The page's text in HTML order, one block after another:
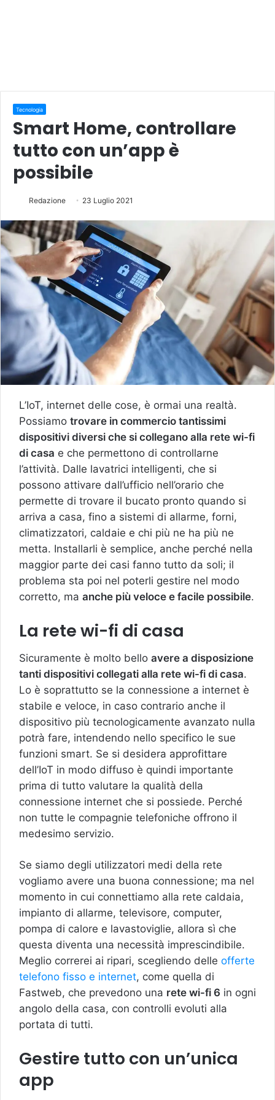
Tecnologia
Smart Home, controllare
tutto con un’app è
possibile
Redazione 23 Luglio 2021
L’IoT, internet delle cose, è ormai una realtà.
Possiamo trovare in commercio tantissimi
dispositivi diversi che si collegano alla rete wi-fi
di casa e che permettono di controllarne
l’attività. Dalle lavatrici intelligenti, che si
possono attivare dall’ufficio nell’orario che
permette di trovare il bucato pronto quando si
arriva a casa, fino a sistemi di allarme, forni,
climatizzatori, caldaie e chi più ne ha più ne
metta. Installarli è semplice, anche perché nella
maggior parte dei casi fanno tutto da soli; il
problema sta poi nel poterli gestire nel modo
corretto, ma anche più veloce e facile possibile.
La rete wi-fi di casa
Sicuramente è molto bello avere a disposizione
tanti dispositivi collegati alla rete wi-fi di casa.
Lo è soprattutto se la connessione a internet è
stabile e veloce, in caso contrario anche il
dispositivo più tecnologicamente avanzato nulla
potrà fare, intendendo nello specifico le sue
funzioni smart. Se si desidera approfittare
dell’IoT in modo diffuso è quindi importante
prima di tutto valutare la qualità della
connessione internet che si possiede. Perché
non tutte le compagnie telefoniche offrono il
medesimo servizio.
Se siamo degli utilizzatori medi della rete
vogliamo avere una buona connessione; ma nel
momento in cui connettiamo alla rete caldaia,
impianto di allarme, televisore, computer,
pompa di calore e lavastoviglie, allora sì che
questa diventa una necessità imprescindibile.
Meglio correrei ai ripari, scegliendo delle offerte
telefono fisso e internet, come quella di
Fastweb, che prevedono una rete wi-fi 6 in ogni
angolo della casa, con controlli evoluti alla
portata di tutti.
Gestire tutto con un’unica
app